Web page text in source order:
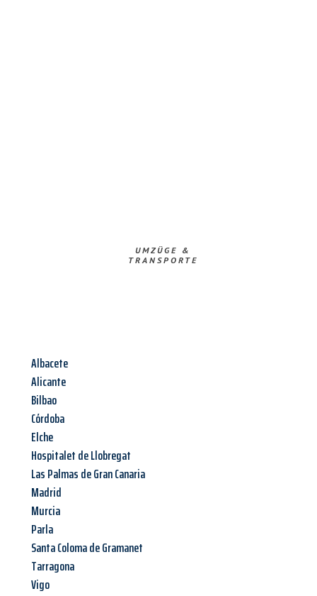
UMZÜGE &
TRANSPORTE
Albacete
Alicante
Bilbao
Córdoba
Elche
Hospitalet de Llobregat
Las Palmas de Gran Canaria
Madrid
Murcia
Parla
Santa Coloma de Gramanet
Tarragona
Vigo